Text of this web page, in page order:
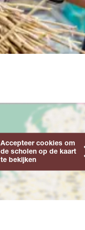
Accepteer cookies om
de scholen op de kaart
te bekijken